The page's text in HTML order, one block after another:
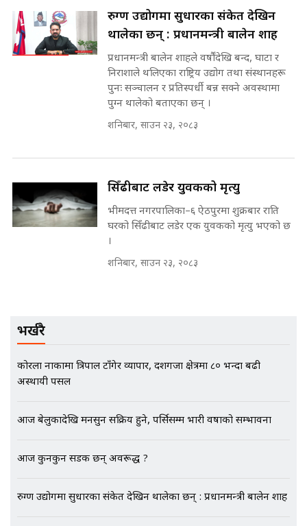
Expansion Dilemma |
SIDHAKURA |
पटकपटक भावुक बने गृहमन्त्री सुदन
गुरुङ, भक्कानिए सांसदहरू ||
SIDHAKURA ||
७८ लाख घुस खाने मन्त्री ! जोगाउने
प्रधानमन्त्री ? || SIDHAKURA ||
SIDHAKURA INVESTIGATION
||
मन्त्री र पूर्व मन्त्रीको ७८ लाख घुस डिलको
अडियो | FULL AUDIO |
SIDHAKURA |
मन्त्री राजकुमारलाई घुस दिने विचौलीया
||
मृतकका परिवारप्रति मेडिकल काउन्सीलको
गोप्य अडियो र म्यासेज, गृह मन्त्रालय
रुग्ण उद्योगमा सुधारका संकेत देखिन
थालेका छन् : प्रधानमन्त्री बालेन शाह
प्रधानमन्त्री बालेन शाहले वर्षौंदेखि बन्द, घाटा र
निराशाले थलिएका राष्ट्रिय उद्योग तथा संस्थानहरू
पुनः सञ्चालन र प्रतिस्पर्धी बन्न सक्ने अवस्थामा
पुग्न थालेको बताएका छन् ।
शनिबार, साउन २३, २०८३
सिँढीबाट लडेर युवकको मृत्यु
भीमदत्त नगरपालिका–६ ऐठपुरमा शुक्रबार राति
घरको सिँढीबाट लडेर एक युवकको मृत्यु भएको छ
।
शनिबार, साउन २३, २०८३
भर्खरै
कोरला नाकामा त्रिपाल टाँगेर व्यापार, दशगजा क्षेत्रमा ८० भन्दा बढी
अस्थायी पसल
आज बेलुकादेखि मनसुन सक्रिय हुने, पर्सिसम्म भारी वर्षाको सम्भावना
आज कुनकुन सडक छन् अवरूद्ध ?
रुग्ण उद्योगमा सुधारका संकेत देखिन थालेका छन् : प्रधानमन्त्री बालेन शाह